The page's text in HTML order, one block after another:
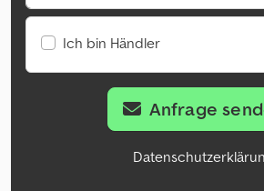
Ich bin Händler
Anfrage